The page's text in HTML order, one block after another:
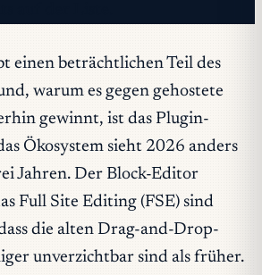
einen beträchtlichen Teil des
warum es gegen gehostete
gewinnt, ist das Plugin-
Ökosystem sieht 2026 anders
Jahren. Der Block-Editor
Full Site Editing (FSE) sind
die alten Drag-and-Drop-
unverzichtbar sind als früher.